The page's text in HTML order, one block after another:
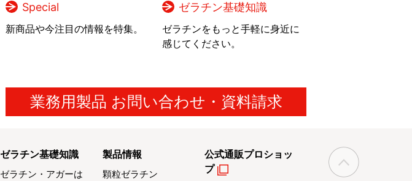
Special
新商品や今注目の情報を特集。
ゼラチン基礎知識
ゼラチンをもっと手軽に身近に
感じてください。
業務用製品 お問い合わせ・資料請求
ゼラチン基礎知識
ゼラチン・アガーは
製品情報
顆粒ゼラチン
公式通販プロショッ
プ